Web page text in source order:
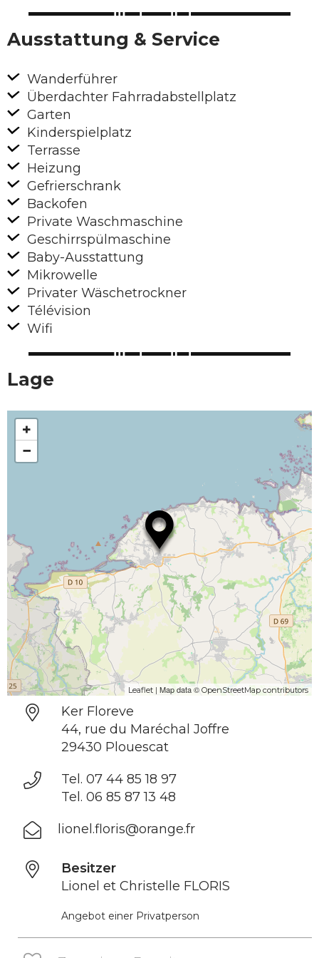
Ausstattung & Service
Wanderführer
Überdachter Fahrradabstellplatz
Garten
Kinderspielplatz
Terrasse
Heizung
Gefrierschrank
Backofen
Private Waschmaschine
Geschirrspülmaschine
Baby-Ausstattung
Mikrowelle
Privater Wäschetrockner
Télévision
Wifi
Lage
+
−
Leaflet | Map data © OpenStreetMap contributors
Ker Floreve
44, rue du Maréchal Joffre
29430 Plouescat
Tel. 07 44 85 18 97
Tel. 06 85 87 13 48
lionel.floris@orange.fr
Besitzer
Lionel et Christelle FLORIS
Angebot einer Privatperson